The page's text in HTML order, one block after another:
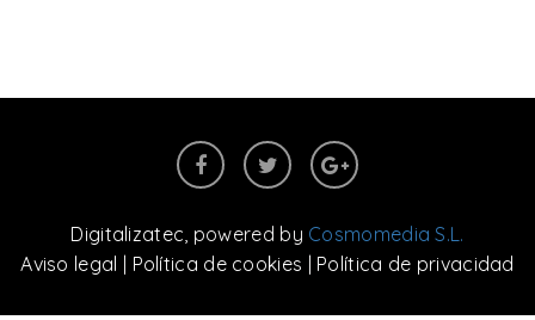
Digitalizatec, powered by Cosmomedia S.L.
Aviso legal
Política de cookies Política de privacidad